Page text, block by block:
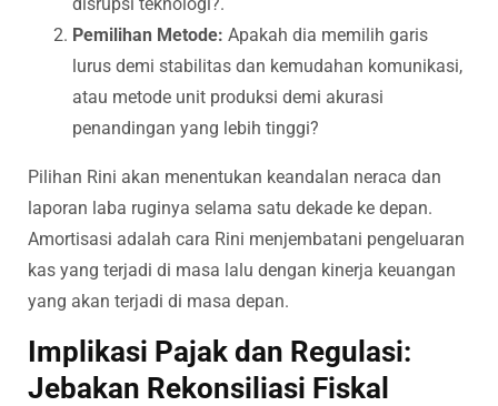
Pemilihan Metode: Apakah dia memilih garis
lurus demi stabilitas dan kemudahan komunikasi,
atau metode unit produksi demi akurasi
penandingan yang lebih tinggi?
Pilihan Rini akan menentukan keandalan neraca dan
laporan laba ruginya selama satu dekade ke depan.
Amortisasi adalah cara Rini menjembatani pengeluaran
kas yang terjadi di masa lalu dengan kinerja keuangan
yang akan terjadi di masa depan.
Implikasi Pajak dan Regulasi:
Jebakan Rekonsiliasi Fiskal